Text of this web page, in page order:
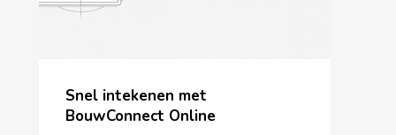
Snel intekenen met
BouwConnect Online